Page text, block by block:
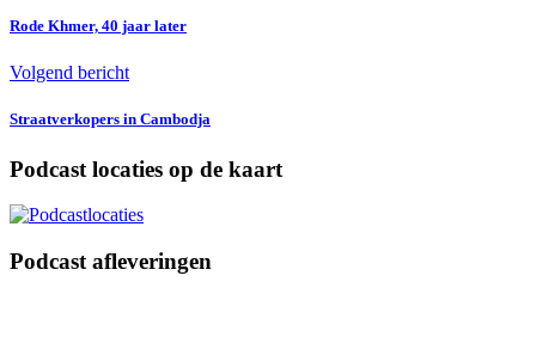
Rode Khmer, 40 jaar later
Volgend bericht
Straatverkopers in Cambodja
Podcast locaties op de kaart
Podcast afleveringen